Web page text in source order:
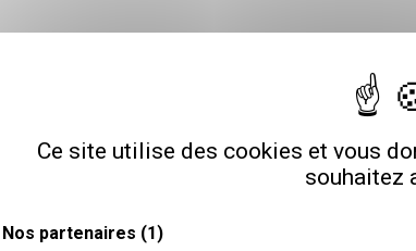
Ce site utilise des cookies et vous
souhaitez
Nos partenaires (1)
parentalité, la recherche…
de nombreux stands.
6 octobre pour assister aux conférences et aux